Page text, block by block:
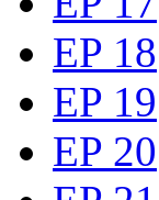
EP 18
EP 19
EP 20